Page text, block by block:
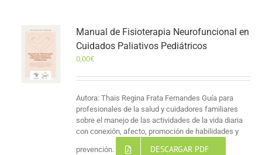
Manual de Fisioterapia Neurofuncional en
Cuidados Paliativos Pediátricos
0,00€
Autora: Thais Regina Frata Fernandes Guía para
profesionales de la salud y cuidadores familiares
sobre el manejo de las actividades de la vida diaria
con conexión, afecto, promoción de habilidades y
prevención. DESCARGAR PDF